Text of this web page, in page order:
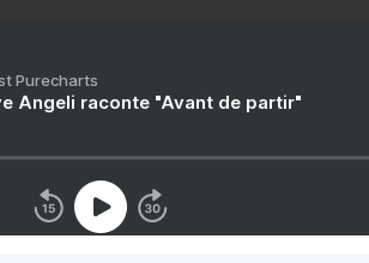
Purecharts
Angeli raconte "Avant de partir"